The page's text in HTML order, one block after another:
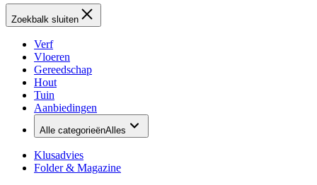
Zoekbalk sluiten
Verf
Vloeren
Gereedschap
Hout
Tuin
Aanbiedingen
Alle categorieënAlles
Klusadvies
Folder & Magazine